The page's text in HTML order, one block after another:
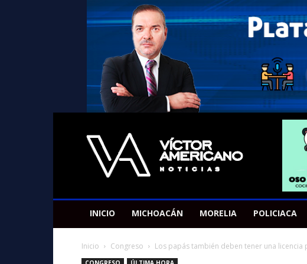
Americano
Victor
INICIO MICHOACÁN MORELIA POLICIACA
Inicio Congreso Los papás también deben tener una